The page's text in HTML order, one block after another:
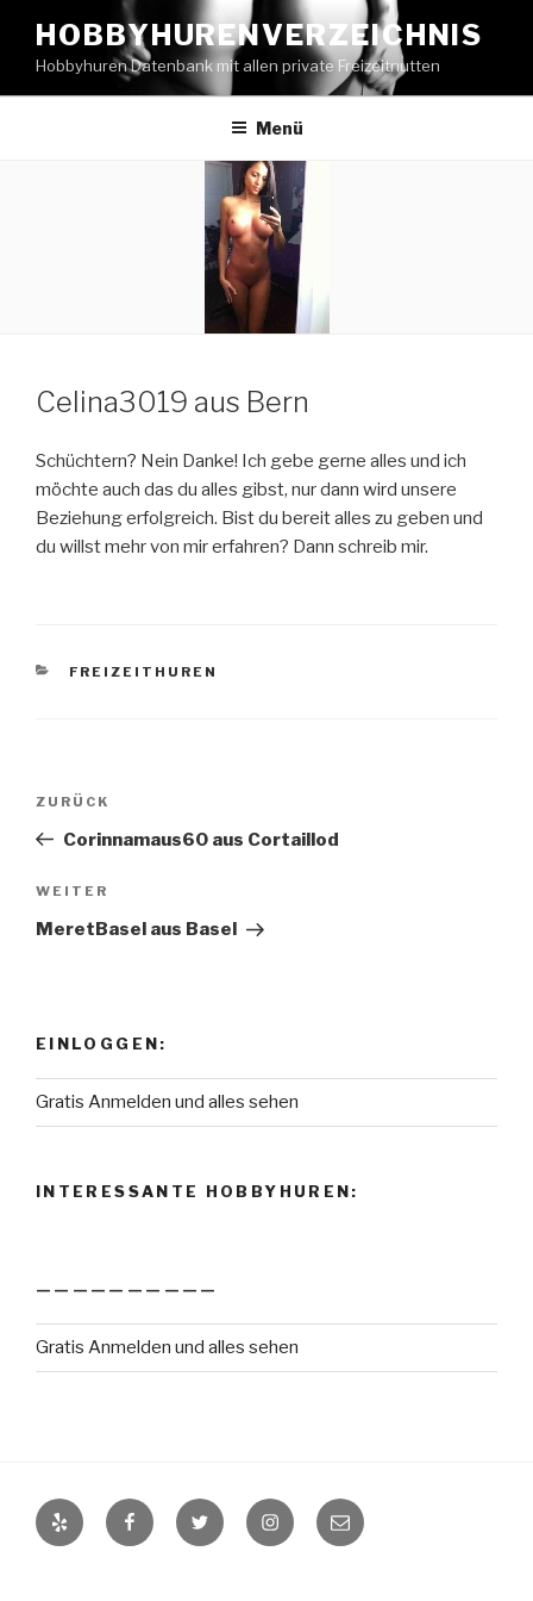
Inhalt
springen
HOBBYHURENVERZEICHNIS
Hobbyhuren Datenbank mit allen private Freizeitnutten
Menü
Celina3019 aus Bern
Schüchtern? Nein Danke! Ich gebe gerne alles und ich
möchte auch das du alles gibst, nur dann wird unsere
Beziehung erfolgreich. Bist du bereit alles zu geben und
du willst mehr von mir erfahren? Dann schreib mir.
KATEGORIEN
FREIZEITHUREN
Beitragsnavigation
Vorheriger
Beitrag
ZURÜCK
Corinnamaus60 aus Cortaillod
Nächster
Beitrag
WEITER
MeretBasel aus Basel
EINLOGGEN:
Gratis Anmelden und alles sehen
INTERESSANTE HOBBYHUREN:
——————————
Gratis Anmelden und alles sehen
Yelp FacebookTwitter Instagram
E-
Mail